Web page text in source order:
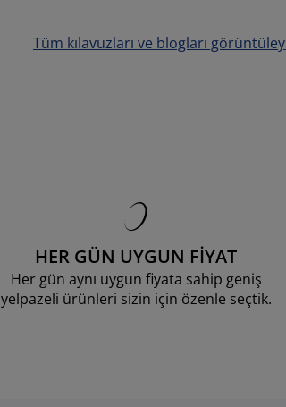
Tüm kılavuzları ve blogları
HER GÜN UYGUN FİYAT
Her gün aynı uygun fiyata sahip geniş
yelpazeli ürünleri sizin için özenle seçtik.